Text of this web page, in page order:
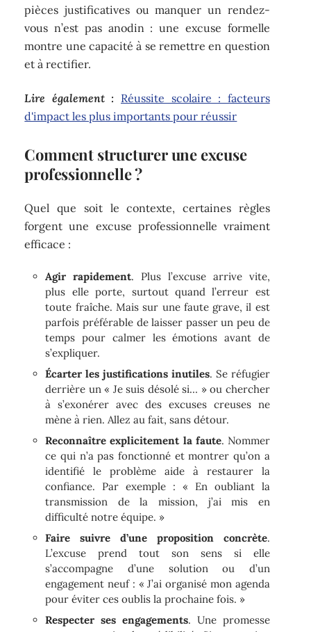
pièces justificatives ou manquer un rendez-
vous n’est pas anodin : une excuse formelle
montre une capacité à se remettre en question
et à rectifier.
Lire également : Réussite scolaire : facteurs
d'impact les plus importants pour réussir
Comment structurer une excuse
professionnelle ?
Quel que soit le contexte, certaines règles
forgent une excuse professionnelle vraiment
efficace :
Agir rapidement. Plus l’excuse arrive vite,
plus elle porte, surtout quand l’erreur est
toute fraîche. Mais sur une faute grave, il est
parfois préférable de laisser passer un peu de
temps pour calmer les émotions avant de
s’expliquer.
Écarter les justifications inutiles. Se réfugier
derrière un « Je suis désolé si… » ou chercher
à s’exonérer avec des excuses creuses ne
mène à rien. Allez au fait, sans détour.
Reconnaître explicitement la faute. Nommer
ce qui n’a pas fonctionné et montrer qu’on a
identifié le problème aide à restaurer la
confiance. Par exemple : « En oubliant la
transmission de la mission, j’ai mis en
difficulté notre équipe. »
Faire suivre d’une proposition concrète.
L’excuse prend tout son sens si elle
s’accompagne d’une solution ou d’un
engagement neuf : « J’ai organisé mon agenda
pour éviter ces oublis la prochaine fois. »
Respecter ses engagements. Une promesse